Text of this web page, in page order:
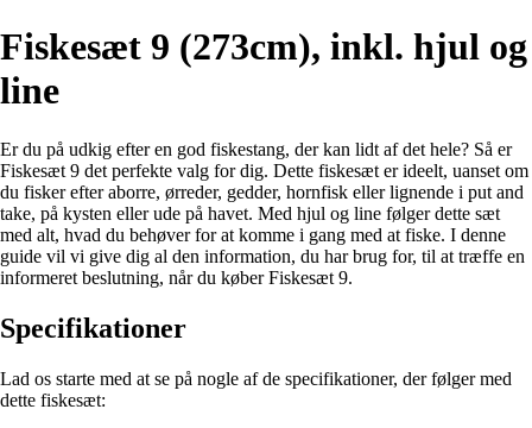
Fiskesæt 9 (273cm), inkl. hjul og
line
Er du på udkig efter en god fiskestang, der kan lidt af det hele? Så er
Fiskesæt 9 det perfekte valg for dig. Dette fiskesæt er ideelt, uanset om
du fisker efter aborre, ørreder, gedder, hornfisk eller lignende i put and
take, på kysten eller ude på havet. Med hjul og line følger dette sæt
med alt, hvad du behøver for at komme i gang med at fiske. I denne
guide vil vi give dig al den information, du har brug for, til at træffe en
informeret beslutning, når du køber Fiskesæt 9.
Specifikationer
Lad os starte med at se på nogle af de specifikationer, der følger med
dette fiskesæt: